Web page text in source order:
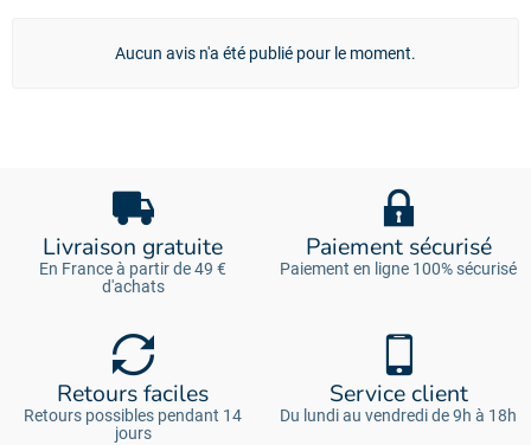
Aucun avis n'a été publié pour le moment.
Livraison gratuite
En France à partir de 49 €
d'achats
Paiement sécurisé
Paiement en ligne 100% sécurisé
Retours faciles
Retours possibles pendant 14
jours
Service client
Du lundi au vendredi de 9h à 18h